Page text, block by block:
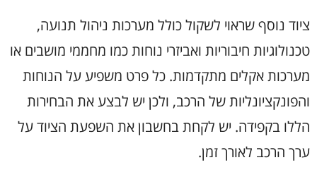
ציוד נוסף שראוי לשקול כולל מערכות ניהול תנועה,
טכנולוגיות חיבוריות ואביזרי נוחות כמו מחממי מושבים או
מערכות אקלים מתקדמות. כל פרט משפיע על הנוחות
והפונקציונליות של הרכב, ולכן יש לבצע את הבחירות
הללו בקפידה. יש לקחת בחשבון את השפעת הציוד על
ערך הרכב לאורך זמן.